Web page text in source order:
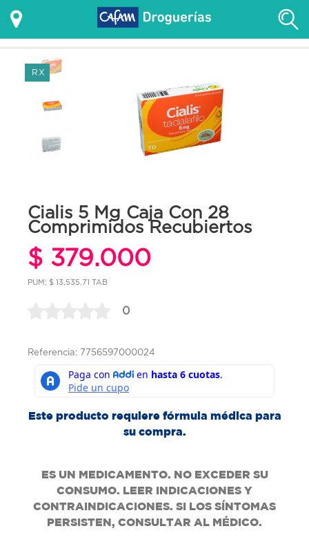
RX
Cialis 5 Mg Caja Con 28
Comprimidos Recubiertos
$ 379.000
PUM: $ 13,535.71 TAB
0
Referencia: 7756597000024
Este producto requiere fórmula médica para
su compra.
ES UN MEDICAMENTO. NO EXCEDER SU
CONSUMO. LEER INDICACIONES Y
CONTRAINDICACIONES. SI LOS SÍNTOMAS
PERSISTEN, CONSULTAR AL MÉDICO.